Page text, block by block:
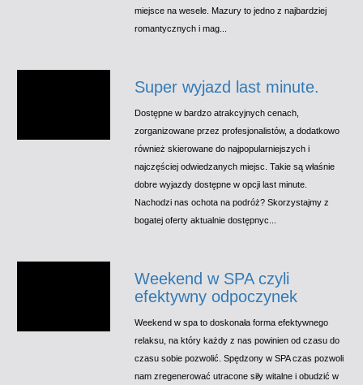
miejsce na wesele. Mazury to jedno z najbardziej
romantycznych i mag...
Super wyjazd last minute.
Dostępne w bardzo atrakcyjnych cenach,
zorganizowane przez profesjonalistów, a dodatkowo
również skierowane do najpopularniejszych i
najczęściej odwiedzanych miejsc. Takie są właśnie
dobre wyjazdy dostępne w opcji last minute.
Nachodzi nas ochota na podróż? Skorzystajmy z
bogatej oferty aktualnie dostępnyc...
Weekend w SPA czyli
efektywny odpoczynek
Weekend w spa to doskonała forma efektywnego
relaksu, na który każdy z nas powinien od czasu do
czasu sobie pozwolić. Spędzony w SPA czas pozwoli
nam zregenerować utracone siły witalne i obudzić w